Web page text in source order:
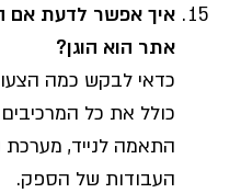
איך אפשר לדעת אם
אתר הוא הוגן?
כדאי לבקש כמה
כולל את כל
התאמה לנייד, מערכת
העבודות של הספק.